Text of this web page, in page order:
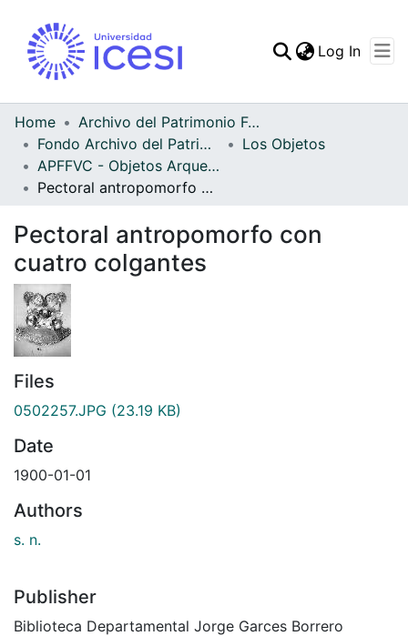
Statistics
Log In
Home
Archivo del Patrimonio Fotográfico y Fílmico del Valle del Cauca
Fondo Archivo del Patrimonio Fotográfico y Fílmico del Valle del Cauca
Los Objetos
APFFVC - Objetos Arqueológico - Patrimonial
Pectoral antropomorfo con cuatro colgantes
Pectoral antropomorfo con
cuatro colgantes
Files
0502257.JPG (23.19 KB)
Date
1900-01-01
Authors
s. n.
Publisher
Biblioteca Departamental Jorge Garces Borrero